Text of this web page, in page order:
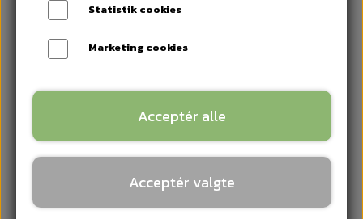
Statistik cookies
Marketing cookies
Acceptér alle
Acceptér valgte